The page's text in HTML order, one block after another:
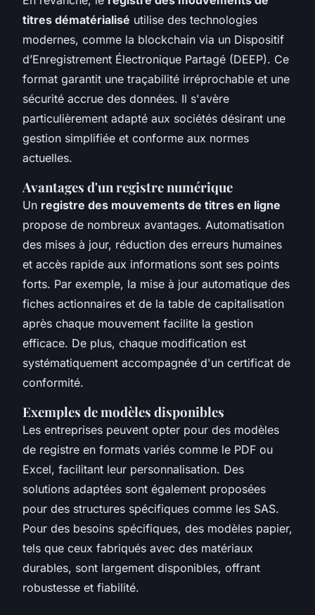
titres dématérialisé utilise des technologies
modernes, comme la blockchain via un Dispositif
d’Enregistrement Électronique Partagé (DEEP). Ce
format garantit une traçabilité irréprochable et une
sécurité accrue des données. Il s'avère
particulièrement adapté aux sociétés désirant une
gestion simplifiée et conforme aux normes
actuelles.
Avantages d'un registre numérique
Un registre des mouvements de titres en ligne
propose de nombreux avantages. Automatisation
des mises à jour, réduction des erreurs humaines
et accès rapide aux informations sont ses points
forts. Par exemple, la mise à jour automatique des
fiches actionnaires et de la table de capitalisation
après chaque mouvement facilite la gestion
efficace. De plus, chaque modification est
systématiquement accompagnée d'un certificat de
conformité.
Exemples de modèles disponibles
Les entreprises peuvent opter pour des modèles
de registre en formats variés comme le PDF ou
Excel, facilitant leur personnalisation. Des
solutions adaptées sont également proposées
pour des structures spécifiques comme les SAS.
Pour des besoins spécifiques, des modèles papier,
tels que ceux fabriqués avec des matériaux
durables, sont largement disponibles, offrant
robustesse et fiabilité.